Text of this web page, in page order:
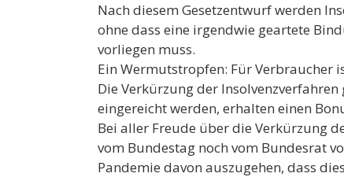
Nach diesem Gesetzentwurf werden
ohne dass eine irgendwie geartete
vorliegen muss.
Ein Wermutstropfen: Für Verbraucher
Die Verkürzung der
eingereicht werden, erhalten einen
Bei aller Freude über die Verkürzung
vom Bundestag noch vom Bundesrat
Pandemie davon auszugehen, dass